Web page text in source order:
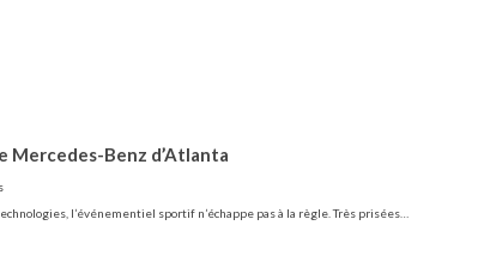
Mercedes-Benz d’Atlanta
l’événementiel sportif n’échappe pas à la règle. Très prisées…